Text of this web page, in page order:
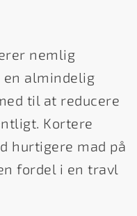
nemlig
almindelig
til at reducere
Kortere
hurtigere mad på
fordel i en travl